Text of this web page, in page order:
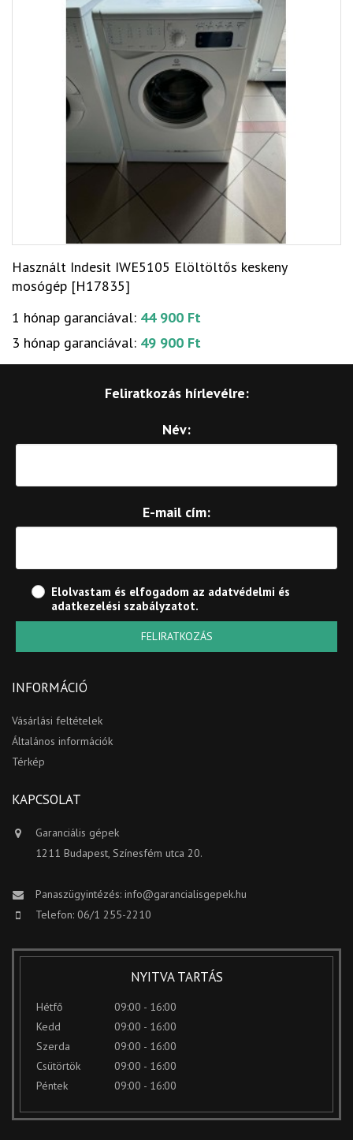
Használt Indesit IWE5105 Elöltöltős keskeny
mosógép [H17835]
1 hónap garanciával: 44 900 Ft
3 hónap garanciával: 49 900 Ft
Feliratkozás hírlevélre:
Név:
E-mail cím:
Elolvastam és elfogadom az adatvédelmi és
adatkezelési szabályzatot.
FELIRATKOZÁS
INFORMÁCIÓ
Vásárlási feltételek
Általános információk
Térkép
KAPCSOLAT
Garanciális gépek
1211 Budapest, Színesfém utca 20.
Panaszügyintézés: info@garancialisgepek.hu
Telefon: 06/1 255-2210
NYITVA TARTÁS
Hétfő
09:00 - 16:00
Kedd
09:00 - 16:00
Szerda
09:00 - 16:00
Csütörtök
09:00 - 16:00
Péntek
09:00 - 16:00